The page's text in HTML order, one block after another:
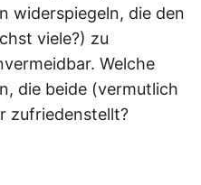
widerspiegeln, die den
viele?) zu
Welche
die beide (vermutlich
zufriedenstellt?